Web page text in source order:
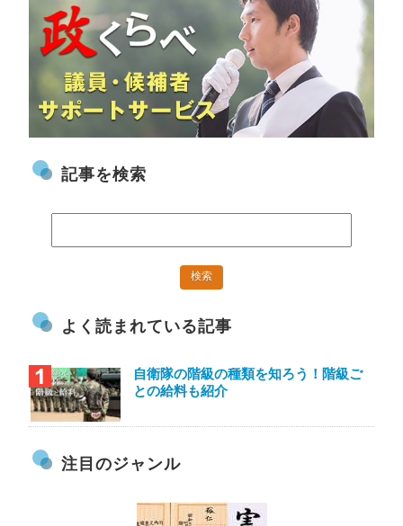
記事を検索
よく読まれている記事
自衛隊の階級の種類を知ろう！階級ご
との給料も紹介
注目のジャンル